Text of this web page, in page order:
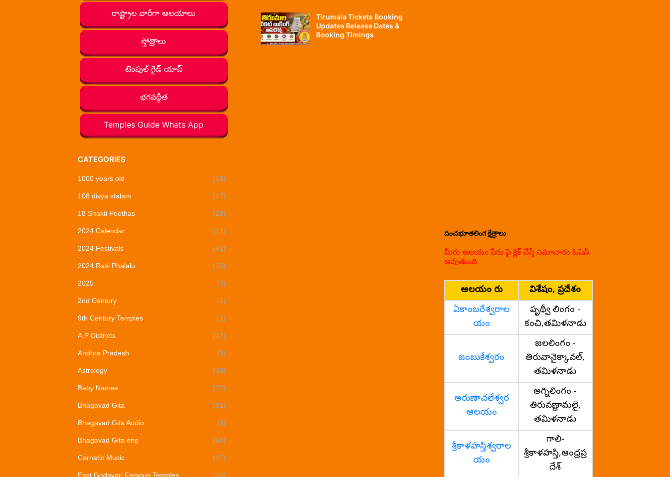
రాష్ట్రాల వారీగా ఆలయాలు
స్తోత్రాలు
టెంపుల్ గైడ్ యాప్
భగవద్గీత
Temples Guide Whats App
CATEGORIES
1000 years old (18)
108 divya stalam (17)
18 Shakti Peethas (28)
2024 Calendar (11)
2024 Festivals (41)
2024 Rasi Phalalu (16)
2025 (3)
2nd Century (1)
9th Century Temples (1)
A.P Districts (17)
Andhra Pradesh (5)
Astrology (38)
Baby Names (22)
Bhagavad Gita (91)
Bhagavad Gita Audio (8)
Bhagavad Gita eng (64)
Carnatic Music (47)
East Godavari Famous Temples (14)
Tirumala Tickets Booking
Updates Release Dates &
Booking Timings
పంచభూతలింగ క్షేత్రాలు
మీరు ఆలయం పేరు పై క్లిక్ చేస్తే సమాచారం ఓపెన్
అవుతుంది
ఆలయం పేరు
విశేషం, ప్రదేశం
ఏకాంబరేశ్వరాల
యం
పృథ్వీ లింగం -
కంచి,తమిళనాడు
జంబుకేశ్వరం
జలలింగం -
తిరువానైక్కావల్,
తమిళనాడు
అరుణాచలేశ్వర
ఆలయం
అగ్నిలింగం -
తిరువణ్ణామలై,
తమిళనాడు
శ్రీకాళహస్తిశ్వరాల
యం
గాలి-
శ్రీకాళహస్తి,ఆంధ్రప్ర
దేశ్